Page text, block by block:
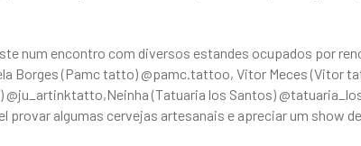
num encontro com diversos estandes ocupados por
Borges (Pamc tatto) @pamc.tattoo, Vitor Meces (Vitor
(Tatuaria los Santos)
algumas cervejas artesanais e apreciar um show